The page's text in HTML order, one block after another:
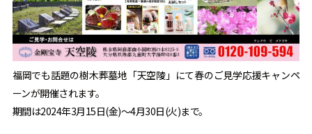
福岡でも話題の樹木葬墓地「天空陵」にて春のご見学応援キャンペ
ーンが開催されます。
期間は2024年3月15日(金)～4月30日(火)まで。